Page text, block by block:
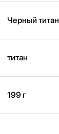
Черный титан
титан
199 г